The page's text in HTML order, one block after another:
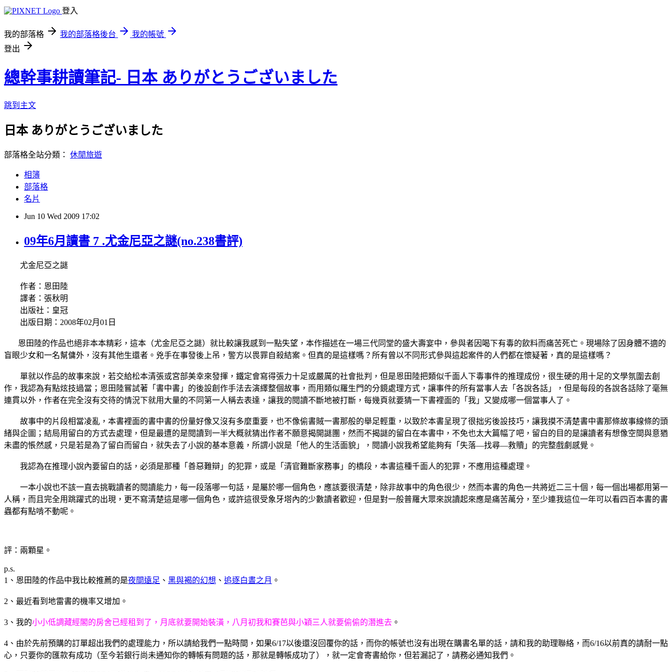
登入
我的部落格 我的部落格後台
我的帳號
登出
總幹事耕讀筆記- 日本 ありがとうございました
跳到主文
日本 ありがとうございました
部落格全站分類： 休閒旅遊
相簿
部落格
名片
Jun 10 Wed 2009 17:02
09年6月讀書 7 .尤金尼亞之謎(no.238書評)
尤金尼亞之謎
作者：恩田陸
譯者：張秋明
出版社：皇冠
出版日期：2008年02月01日
恩田陸的作品也絕非本本精彩，這本（尤金尼亞之謎）就比較讓我感到一點失望，本作描述在一場三代同堂的盛大壽宴中，參與者因喝下有毒的飲料而痛苦死亡。現場除了因身體不適的
盲眼少女和一名幫傭外，沒有其他生還者。兇手在事發後上吊，警方以畏罪自殺結案。但真的是這樣嗎？所有曾以不同形式參與這起案件的人們都在懷疑著，真的是這樣嗎？
單就以作品的故事來說，若交給松本清張或宮部美幸來發揮，鐵定會寫得張力十足或嚴厲的社會批判，但是恩田陸把類似千面人下毒事件的推理成份，很生硬的用十足的文學氛圍去創
作，我認為有點炫技過當；恩田陸嘗試著「書中書」的後設創作手法去演繹整個故事，而用類似羅生門的分鏡處理方式，讓事件的所有當事人去「各說各話」，但是每段的各說各話除了毫無
連貫以外，作者在完全沒有交待的情況下就用大量的不同第一人稱去表達，讓我的閱讀不斷地被打斷，每幾頁就要猜一下書裡面的「我」又變成哪一個當事人了。
故事中的片段相當凌亂，本書裡面的書中書的份量好像又沒有多麼重要，也不像偷書賊一書那般的舉足輕重，以致於本書呈現了很拙劣後設技巧，讓我摸不清楚書中書那條故事線條的頭
緒與企圖；結局用留白的方式去處理，但是最遭的是閱讀到一半大概就猜出作者不願意揭開謎團，然而不揭謎的留白在本書中，不免也太大篇幅了吧，留白的目的是讓讀者有想像空間與意猶
未盡的悵然感，只是若是為了留白而留白，就失去了小說的基本意義，所謂小說是「他人的生活面貌」，閱讀小說我希望能夠有「失落—找尋—救贖」的完整戲劇感覺。
我認為在推理小說內要留白的話，必須是那種「善惡難辯」的犯罪，或是「清官難斷家務事」的橋段，本書這種千面人的犯罪，不應用這種處理。
一本小說也不該一直去挑戰讀者的閱讀能力，每一段落哪一句話，是屬於哪一個角色，應該要很清楚，除非故事中的角色很少，然而本書的角色一共將近二三十個，每一個出場都用第一
人稱，而且完全用跳躍式的出現，更不寫清楚這是哪一個角色，或許這很受象牙塔內的少數讀者歡迎，但是對一般普羅大眾來說讀起來應是痛苦萬分，至少連我這位一年可以看四百本書的書
蟲都有點啃不動呢。
評：兩顆星。
p.s.
1、恩田陸的作品中我比較推薦的是夜間遠足 、 黑與褐的幻想 、 追逐白晝之月 。
2、最近看到地雷書的機率又增加。
3、我的小小低調藏經閣的房舍已經租到了，月底就要開始裝潢，八月初我和賽芭與小穎三人就要偷偷的潛進去 。
4、由於先前預購的訂單超出我們的處理能力，所以請給我們一點時間，如果6/17以後還沒回覆你的話，而你的帳號也沒有出現在購書名單的話，請和我的助理聯絡，而6/16以前真的請耐一點
心，只要你的匯款有成功（至今若銀行尚未通知你的轉帳有問題的話，那就是轉帳成功了），就一定會寄書給你，但若漏記了，請務必通知我們。